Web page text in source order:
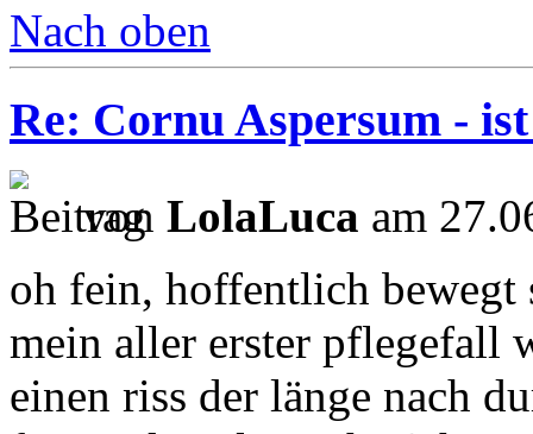
Nach oben
Re: Cornu Aspersum -
von LolaLuca am
oh fein, hoffentlich bewegt
mein aller erster pflegefall
einen riss der länge nach